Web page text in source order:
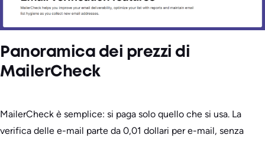
Panoramica dei prezzi di
MailerCheck
MailerCheck è semplice: si paga solo quello che si usa. La
verifica delle e-mail parte da 0,01 dollari per e-mail, senza